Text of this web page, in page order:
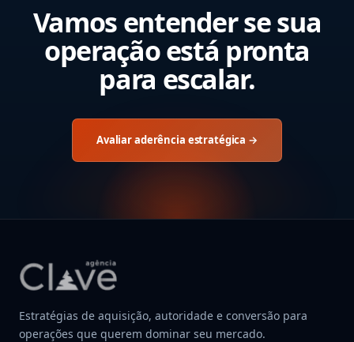
Vamos entender se sua
operação está pronta
para escalar.
Avaliar aderência estratégica →
Estratégias de aquisição, autoridade e conversão para
operações que querem dominar seu mercado.